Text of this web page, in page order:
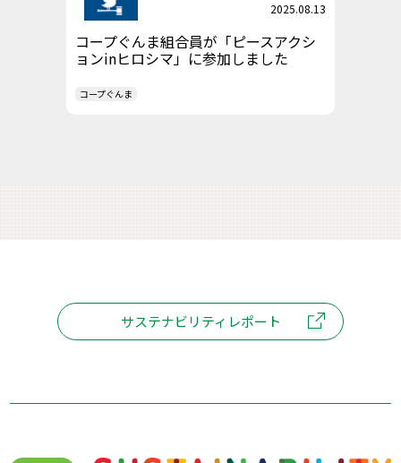
2025.08.13
コープぐんま組合員が「ピースアクシ
ョンinヒロシマ」に参加しました
コープぐんま
サステナビリティレポート